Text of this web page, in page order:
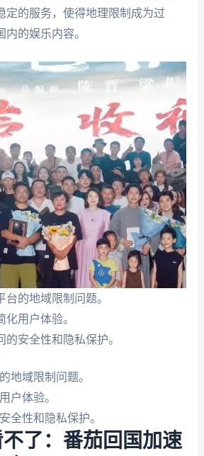
定的服务，使得地理限制成为过
的娱乐内容。
的地域限制问题。
用户体验。
安全性和隐私保护。
地域限制问题。
户体验。
全性和隐私保护。
了：番茄回国加速